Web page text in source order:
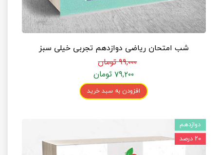
شب امتحان ریاضی دوازدهم تجربی خیلی سبز
۹۹,۰۰۰ تومان
۷۹,۲۰۰ تومان
افزودن به سبد خرید
دوازدهم
۲۰ درصد